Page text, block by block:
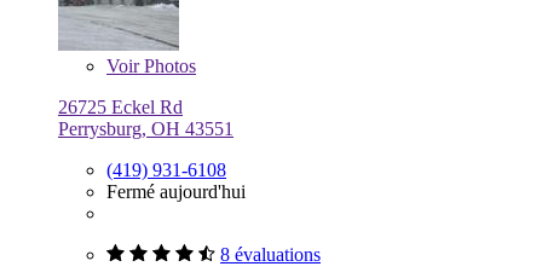
VoirPhotos
26725 Eckel Rd
Perrysburg, OH 43551
(419) 931-6108
Fermé aujourd'hui
8 évaluations